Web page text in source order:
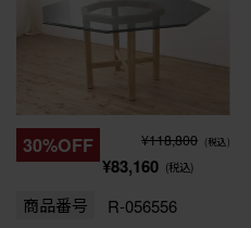
30%OFF ¥118,800 (税込)
¥83,160 (税込)
商品番号 R-056556